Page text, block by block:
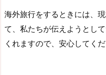
海外旅行をするときには、
て、私たちが伝えようとし
くれますので、安心してくだ